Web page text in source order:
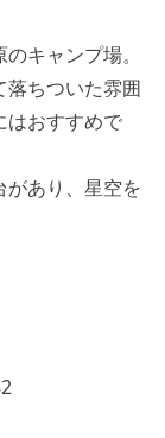
キャンプ場。
落ちついた雰囲
はおすすめで
があり、星空を